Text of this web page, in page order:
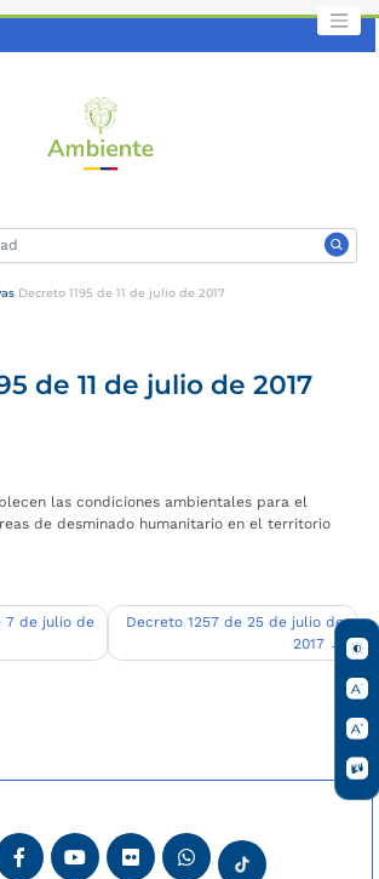
Decreto 1195 de 11 de julio de 2017
de 11 de julio de 2017
las condiciones ambientales para el
de desminado humanitario en el territorio
7 de julio de
Decreto 1257 de 25 de julio de
2017